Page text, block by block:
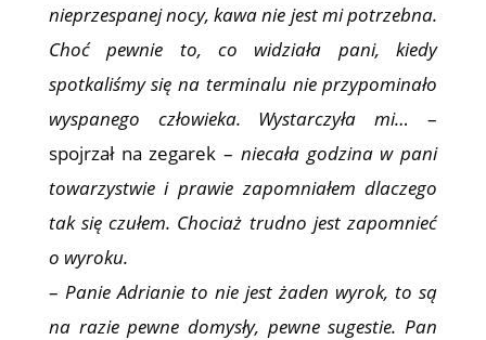
nieprzespanej nocy, kawa nie jest mi potrzebna.
Choć pewnie to, co widziała pani, kiedy
spotkaliśmy się na terminalu nie przypominało
wyspanego człowieka. Wystarczyła mi…
–
spojrzał na zegarek – niecała godzina w pani
towarzystwie i prawie zapomniałem dlaczego
tak się czułem. Chociaż trudno jest zapomnieć
o wyroku.
– Panie Adrianie to nie jest żaden wyrok, to są
na razie pewne domysły, pewne sugestie. Pan